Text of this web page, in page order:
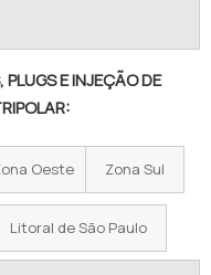
E INJEÇÃO DE
Oeste Zona Sul
Litoral de São Paulo